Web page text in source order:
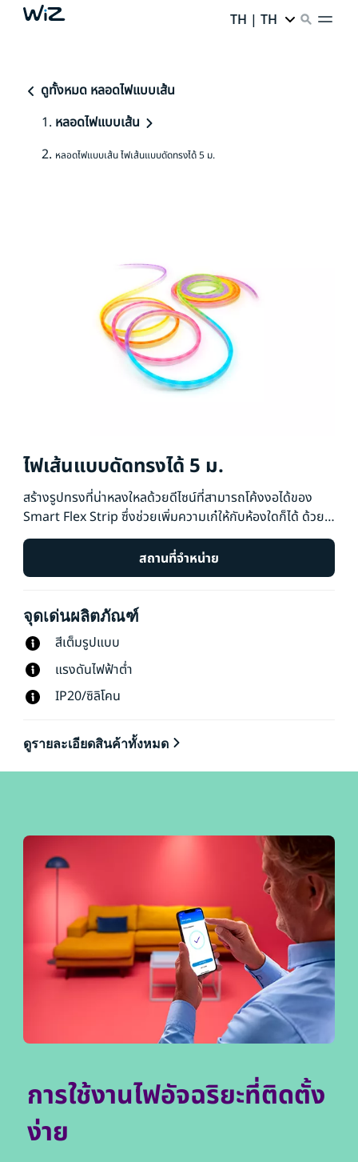
TH | TH
ดูทั้งหมด หลอดไฟแบบเส้น
หลอดไฟแบบเส้น
หลอดไฟแบบเส้น ไฟเส้นแบบดัดทรงได้ 5 ม.
ไฟเส้นแบบดัดทรงได้ 5 ม.
สร้างรูปทรงที่น่าหลงใหลด้วยดีไซน์ที่สามารถโค้งงอได้ของ
Smart Flex Strip ซึ่งช่วยเพิ่มความเก๋ให้กับห้องใดก็ได้ ด้วย
สีสันและเอฟเฟกต์สวยสดใส คุณจึงสามารถสร้างบรรยากาศที่
เหมาะสำหรับทุกโอกาสได้อย่างง่ายดาย การปรับแต่ง
ประสบการณ์แสงสว่างในแบบของคุณนั้นง่ายดายกว่าที่เคย ไม่
พื้นที่อยู่อาศัยของคุณได้อย่างง่ายดายและสร้างสรรค์แสง
สว่างในรูปแบบที่คุณไม่เคยคิดว่าจะทำได้ด้วย Smart Flex
Strip​
สถานที่จำหน่าย
จุดเด่นผลิตภัณฑ์
สีเต็มรูปแบบ
แรงดันไฟฟ้าต่ำ
IP20/ซิลิโคน
ดูรายละเอียดสินค้าทั้งหมด
การใช้งานไฟอัจฉริยะที่ติดตั้ง
ง่าย